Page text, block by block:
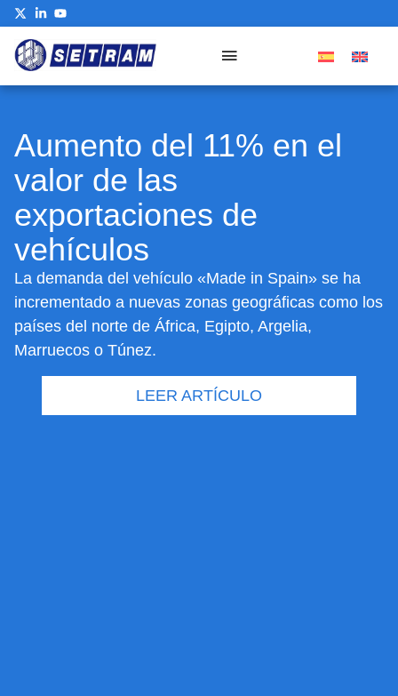
Aumento del 11% en el
valor de las
exportaciones de
vehículos
La demanda del vehículo «Made in Spain» se ha
incrementado a nuevas zonas geográficas como los
países del norte de África, Egipto, Argelia,
Marruecos o Túnez.
LEER ARTÍCULO